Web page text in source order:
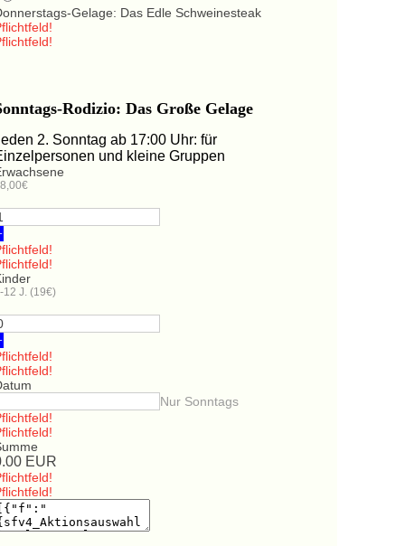
Gelage: Das Edle Schweinesteak
Rodizio: Das Große Gelage
2. Sonntag ab 17:00 Uhr: für
und kleine Gruppen
12 J. (19€)
Nur Sonntags
EUR